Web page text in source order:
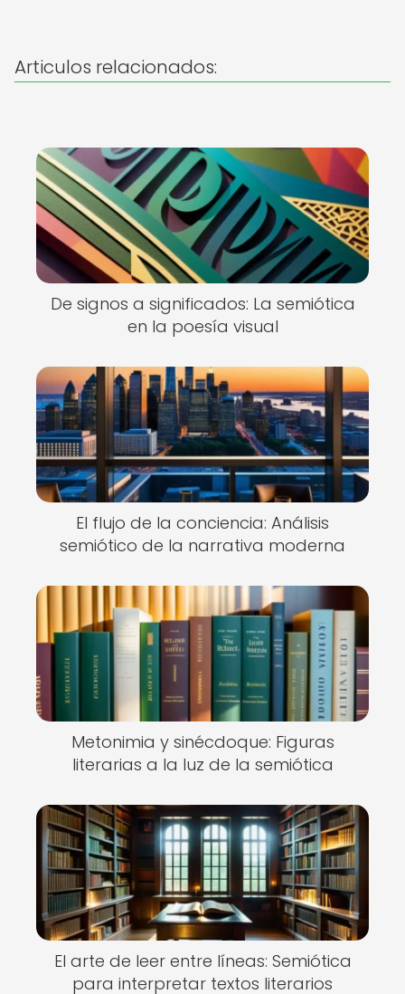
Articulos relacionados:
De signos a significados: La semiótica
en la poesía visual
El flujo de la conciencia: Análisis
semiótico de la narrativa moderna
Metonimia y sinécdoque: Figuras
literarias a la luz de la semiótica
El arte de leer entre líneas: Semiótica
para interpretar textos literarios